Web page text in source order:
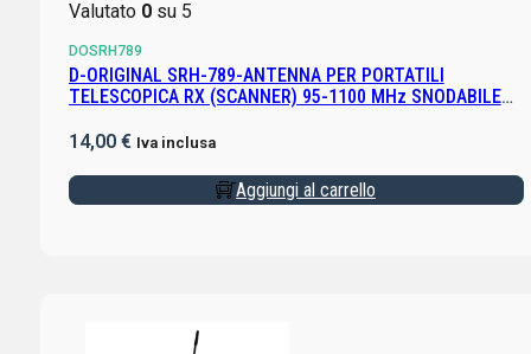
Valutato 0su 5
DOSRH789
D-ORIGINAL SRH-789-ANTENNA PER PORTATILI
TELESCOPICA RX (SCANNER) 95-1100 MHz SNODABILE
14,00 € Iva inclusa
Aggiungi al carrello